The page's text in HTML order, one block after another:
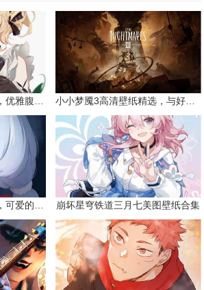
原神艾梅莉埃美图壁纸，优雅腹黑眼镜娘 小小梦魇3高清壁纸精选，与好友一同面对恐惧
原神希格雯同人本子图，可爱的双马尾 崩坏星穹铁道三月七美图壁纸合集